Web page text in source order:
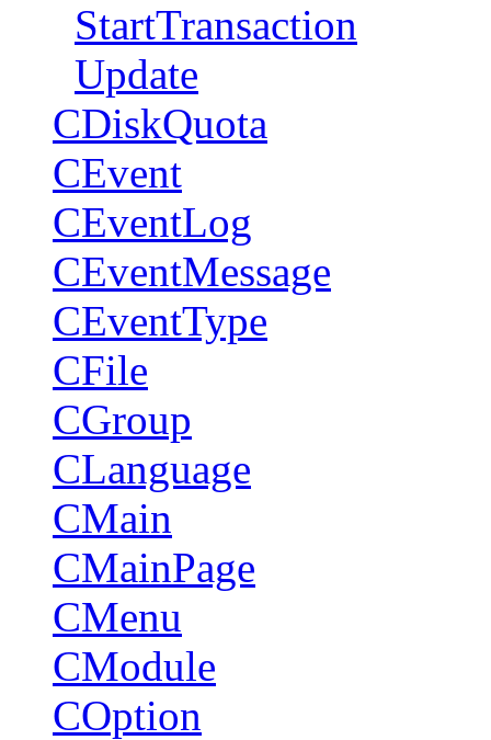
StartTransaction
Update
CDiskQuota
CEvent
CEventLog
CEventMessage
CEventType
CFile
CGroup
CLanguage
CMain
CMainPage
CMenu
CModule
COption